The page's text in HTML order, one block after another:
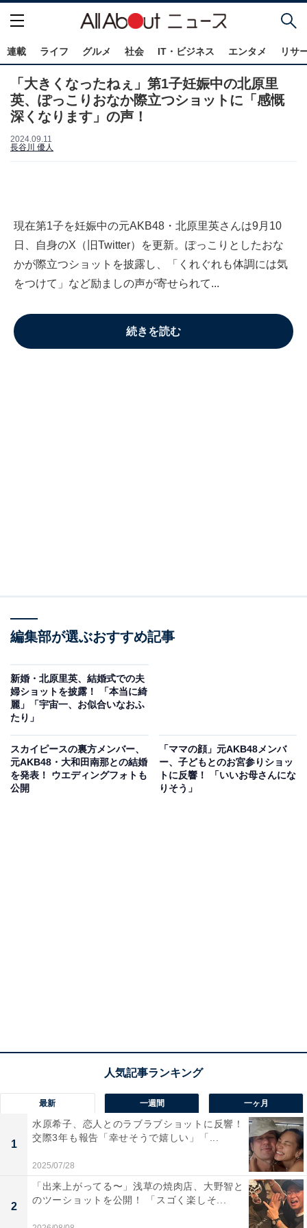
連載 ライフ グルメ 社会 IT・ビジネス エンタメ リサ
「大きくなったねぇ」第1子妊娠中の北原里
英、ぽっこりおなか際立つショットに「感慨
深くなります」の声！
2024.09.11
長谷川 優人
現在第1子を妊娠中の元AKB48・北原里英さんは9月10
日、自身のX（旧Twitter）を更新。ぽっこりとしたおな
かが際立つショットを披露し、「くれぐれも体調には気
をつけて」など励ましの声が寄せられて...
続きを読む
編集部が選ぶおすすめ記事
新婚・北原里英、結婚式での夫
婦ショットを披露！ 「本当に綺
麗」「宇宙一、お似合いなおふ
たり」
スカイピースの裏方メンバー、
元AKB48・大和田南那との結婚
を発表！ ウエディングフォトも
公開
「ママの顔」元AKB48メンバ
ー、子どもとのお宮参りショッ
トに反響！ 「いいお母さんにな
りそう」
最新 一週間 一ヶ月
1
水原希子、恋人とのラブラブショットに反響！
交際3年も報告「幸せそうで嬉しい」「...
2025/07/28
2
「出来上がってる〜」浅草の焼肉店、大野智と
のツーショットを公開！ 「スゴく楽しそ...